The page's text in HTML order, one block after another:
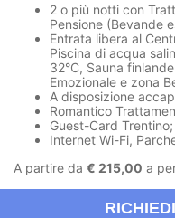
2 o più notti con
Pensione (Bevande
Entrata libera al
Piscina di acqua
32°C, Sauna
Emozionale e zona
A disposizione
Romantico
Guest-Card Trentino;
Internet Wi-Fi,
A partire da € 215,00 a